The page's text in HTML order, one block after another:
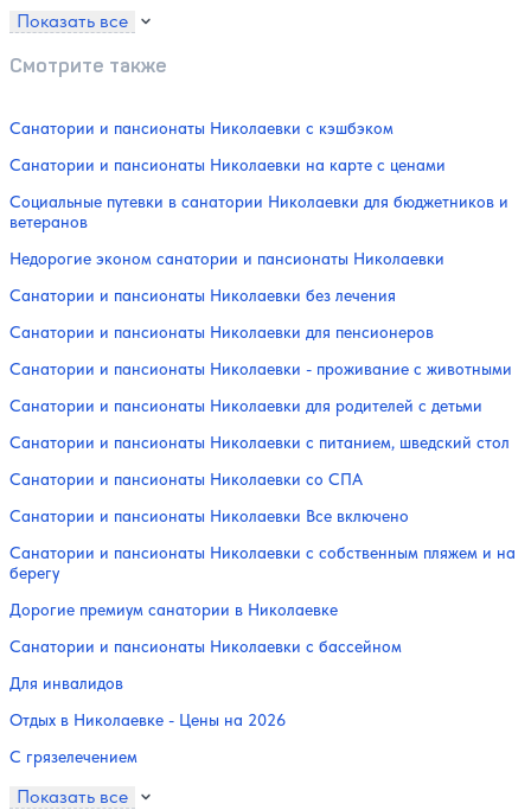
Показать все
Смотрите также
Санатории и пансионаты Николаевки с кэшбэком
Санатории и пансионаты Николаевки на карте с ценами
Социальные путевки в санатории Николаевки для бюджетников и
ветеранов
Недорогие эконом санатории и пансионаты Николаевки
Санатории и пансионаты Николаевки без лечения
Санатории и пансионаты Николаевки для пенсионеров
Санатории и пансионаты Николаевки - проживание с животными
Санатории и пансионаты Николаевки для родителей с детьми
Санатории и пансионаты Николаевки с питанием, шведский стол
Санатории и пансионаты Николаевки со СПА
Санатории и пансионаты Николаевки Все включено
Санатории и пансионаты Николаевки с собственным пляжем и на
берегу
Дорогие премиум санатории в Николаевке
Санатории и пансионаты Николаевки с бассейном
Для инвалидов
Отдых в Николаевке - Цены на 2026
С грязелечением
Показать все